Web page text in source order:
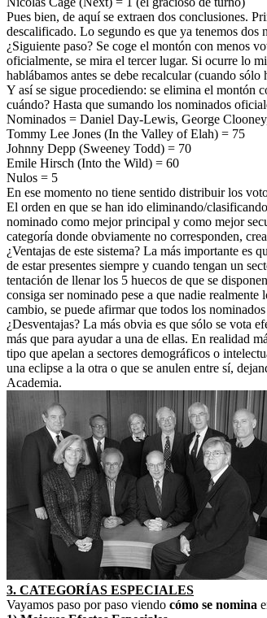
Pues bien, de aquí se extraen dos conclusiones.
descalificado. Lo segundo es que ya tenemos
¿Siguiente paso? Se coge el montón con menos
oficialmente, se mira el tercer lugar. Si ocurre lo
hablábamos antes se debe recalcular (cuando
Y así se sigue procediendo: se elimina el montón
cuándo? Hasta que sumando los nominados
Nominados = Daniel Day-Lewis, George
Tommy Lee Jones (In the Valley of Elah) = 75
Johnny Depp (Sweeney Todd) = 70
Emile Hirsch (Into the Wild) = 60
Nulos = 5
En ese momento no tiene sentido distribuir los
El orden en que se han ido eliminando/
nominado como mejor principal y como mejor
categoría donde obviamente no corresponden,
¿Ventajas de este sistema? La más importante es
de estar presentes siempre y cuando tengan un
tentación de llenar los 5 huecos de que se
consiga ser nominado pese a que nadie
cambio, se puede afirmar que todos los
¿Desventajas? La más obvia es que sólo se vota
más que para ayudar a una de ellas. En realidad
tipo que apelan a sectores demográficos o
una eclipse a la otra o que se anulen entre sí,
Academia.
3. CATEGORÍAS ESPECIALES
Vayamos paso por paso viendo cómo se nomina